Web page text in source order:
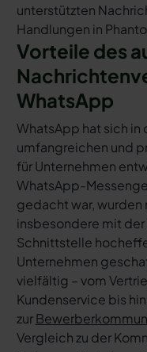
unterstützten
Handlungen in
Vorteile des
WhatsApp
WhatsApp hat sich in
umfangreichen und
für Unternehmen
WhatsApp-
gedacht war, wurden
insbesondere mit
Schnittstelle
Unternehmen
vielfältig – vom
Kundenservice bis
zur
Vergleich zu der